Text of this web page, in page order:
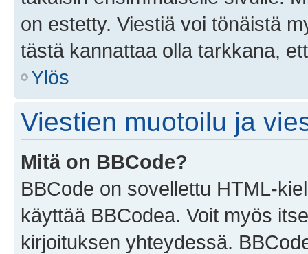
on estetty. Viestiä voi tönäistä
tästä kannattaa olla tarkkana,
Ylös
Viestien muotoilu ja
Mitä on BBCode?
BBCode on sovellettu HTML-
käyttää BBCodea. Voit myös
kirjoituksen yhteydessä.